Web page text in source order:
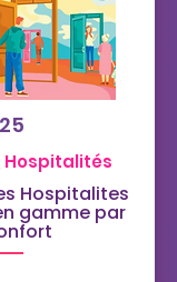
Hospitalites
gamme par